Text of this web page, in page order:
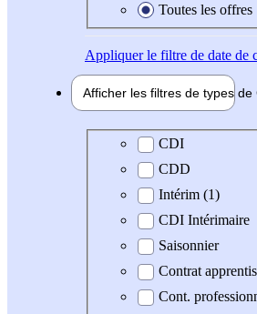
Toutes les offres
Appliquerle filtre de date de
Afficher les filtres de types de
Type de contrat
CDI
CDD
Intérim (1)
CDI Intérimaire
Saisonnier
Contrat
Cont.